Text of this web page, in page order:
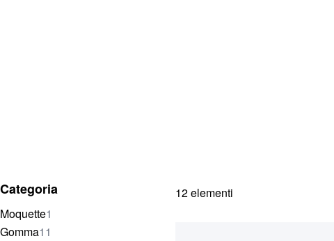
Categoria
Moquette1
elemento
Gomma11
elementi
12elementi